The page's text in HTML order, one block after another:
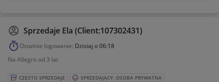
Sprzedaje Ela (Client:107302431)
Ostatnie logowanie: Dzisiaj o 06:18
Na Allegro od 3 lat
CZĘSTO SPRZEDAJE SPRZEDAJĄCY: OSOBA PRYWATNA